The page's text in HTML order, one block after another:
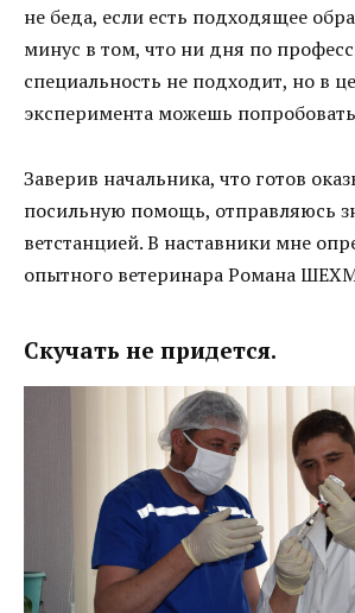
не беда, если есть подходящее
минус в том, что ни дня по
специальность не подходит, но в
эксперимента можешь
Заверив начальника, что готов
посильную помощь, отправляюсь
ветстанцией. В наставники мне
опытного ветеринара Романа
Скучать не придется.